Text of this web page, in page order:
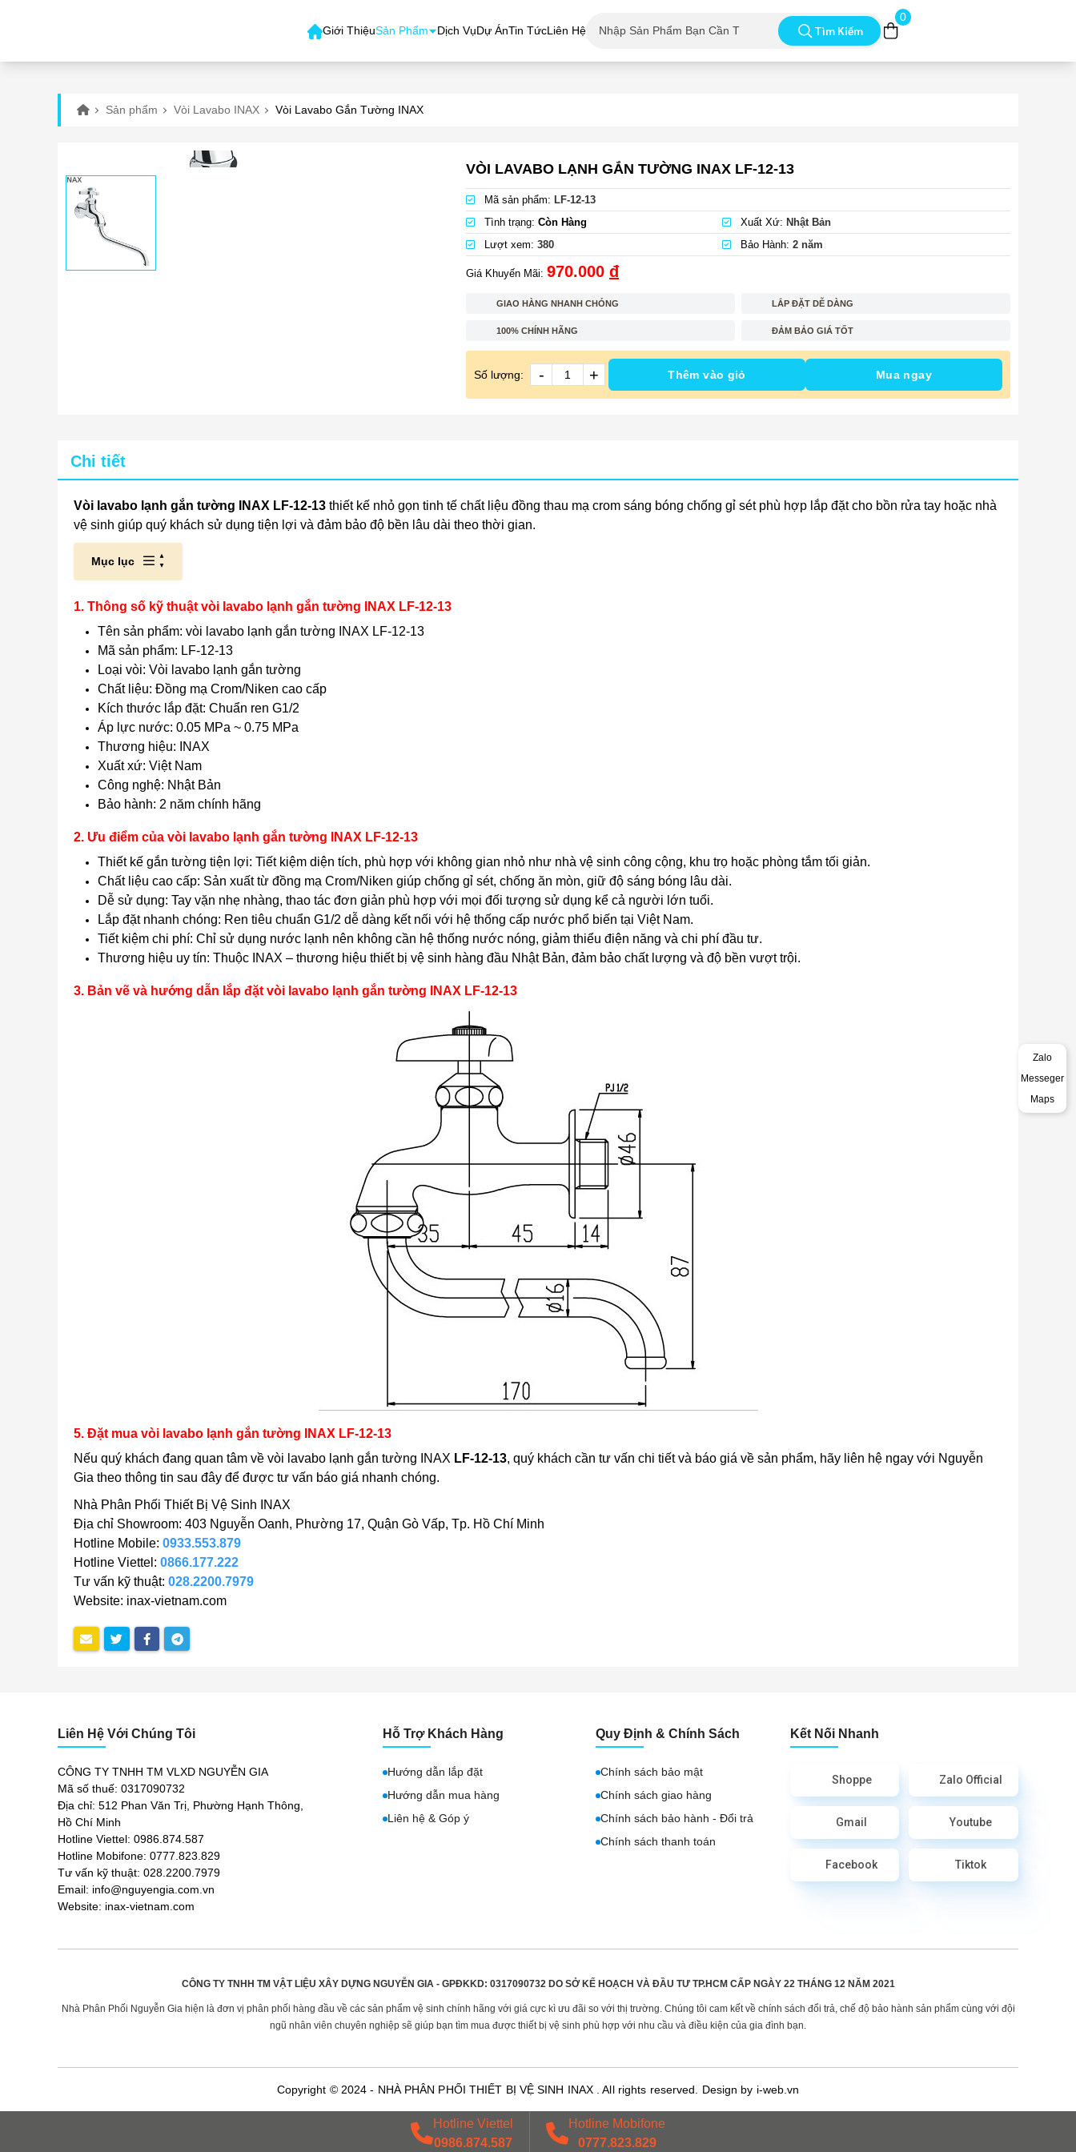
Giới ThiệuSản Phẩm Dịch VụDự ÁnTin TứcLiên Hệ Tìm Kiếm
0
Sản phẩm Vòi Lavabo INAX Vòi Lavabo Gắn Tường INAX
VÒI LAVABO LẠNH GẮN TƯỜNG INAX LF-12-13
Mã sản phẩm: LF-12-13
Tình trạng: Còn Hàng Xuất Xứ: Nhật Bản
Lượt xem: 380 Bảo Hành: 2 năm
Giá Khuyến Mãi: 970.000 đ
GIAO HÀNG NHANH CHÓNG LẮP ĐẶT DỄ DÀNG
100% CHÍNH HÃNG ĐẢM BẢO GIÁ TỐT
Số lượng: - + Thêm vào giỏ Mua ngay
Chi tiết
Vòi lavabo lạnh gắn tường INAX LF-12-13 thiết kế nhỏ gọn tinh tế chất liệu đồng thau mạ crom sáng bóng chống gỉ sét phù hợp lắp đặt cho bồn rửa tay hoặc nhà
vệ sinh giúp quý khách sử dụng tiện lợi và đảm bảo độ bền lâu dài theo thời gian.
Mục lục
1. Thông số kỹ thuật vòi lavabo lạnh gắn tường INAX LF-12-13
Tên sản phẩm: vòi lavabo lạnh gắn tường INAX LF-12-13
Mã sản phẩm: LF-12-13
Loại vòi: Vòi lavabo lạnh gắn tường
Chất liệu: Đồng mạ Crom/Niken cao cấp
Kích thước lắp đặt: Chuẩn ren G1/2
Áp lực nước: 0.05 MPa ~ 0.75 MPa
Thương hiệu: INAX
Xuất xứ: Việt Nam
Công nghệ: Nhật Bản
Bảo hành: 2 năm chính hãng
2. Ưu điểm của vòi lavabo lạnh gắn tường INAX LF-12-13
Thiết kế gắn tường tiện lợi: Tiết kiệm diện tích, phù hợp với không gian nhỏ như nhà vệ sinh công cộng, khu trọ hoặc phòng tắm tối giản.
Chất liệu cao cấp: Sản xuất từ đồng mạ Crom/Niken giúp chống gỉ sét, chống ăn mòn, giữ độ sáng bóng lâu dài.
Dễ sử dụng: Tay vặn nhẹ nhàng, thao tác đơn giản phù hợp với mọi đối tượng sử dụng kể cả người lớn tuổi.
Lắp đặt nhanh chóng: Ren tiêu chuẩn G1/2 dễ dàng kết nối với hệ thống cấp nước phổ biến tại Việt Nam.
Tiết kiệm chi phí: Chỉ sử dụng nước lạnh nên không cần hệ thống nước nóng, giảm thiểu điện năng và chi phí đầu tư.
Thương hiệu uy tín: Thuộc INAX – thương hiệu thiết bị vệ sinh hàng đầu Nhật Bản, đảm bảo chất lượng và độ bền vượt trội.
3. Bản vẽ và hướng dẫn lắp đặt vòi lavabo lạnh gắn tường INAX LF-12-13
5. Đặt mua vòi lavabo lạnh gắn tường INAX LF-12-13
Nếu quý khách đang quan tâm về vòi lavabo lạnh gắn tường INAX LF-12-13, quý khách cần tư vấn chi tiết và báo giá về sản phẩm, hãy liên hệ ngay với Nguyễn
Gia theo thông tin sau đây để được tư vấn báo giá nhanh chóng.
Nhà Phân Phối Thiết Bị Vệ Sinh INAX
Địa chỉ Showroom: 403 Nguyễn Oanh, Phường 17, Quận Gò Vấp, Tp. Hồ Chí Minh
Hotline Mobile: 0933.553.879
Hotline Viettel: 0866.177.222
Tư vấn kỹ thuật: 028.2200.7979
Website: inax-vietnam.com
Liên Hệ Với Chúng Tôi
CÔNG TY TNHH TM VLXD NGUYỄN GIA
Mã số thuế: 0317090732
Địa chỉ: 512 Phan Văn Trị, Phường Hạnh Thông,
Hồ Chí Minh
Hotline Viettel: 0986.874.587
Hotline Mobifone: 0777.823.829
Tư vấn kỹ thuật: 028.2200.7979
Email: info@nguyengia.com.vn
Website: inax-vietnam.com
Hỗ Trợ Khách Hàng
Hướng dẫn lắp đặt
Hướng dẫn mua hàng
Liên hệ & Góp ý
Quy Định & Chính Sách
Chính sách bảo mật
Chính sách giao hàng
Chính sách bảo hành - Đổi trả
Chính sách thanh toán
Kết Nối Nhanh
Shoppe Zalo Official
Gmail Youtube
Facebook Tiktok
CÔNG TY TNHH TM VẬT LIỆU XÂY DỰNG NGUYỄN GIA - GPĐKKD: 0317090732 DO SỞ KẾ HOẠCH VÀ ĐẦU TƯ TP.HCM CẤPNGÀY 22 THÁNG 12 NĂM 2021
Nhà Phân Phối Nguyễn Gia hiện là đơn vị phân phối hàng đầu về các sản phẩm vệ sinh chính hãng với giá cực kì ưu đãi so với thị trường. Chúng tôi cam kết về chính sách đổi trả, chế độ bảo hành sản phẩm cùng với đội
ngũ nhân viên chuyên nghiệp sẽ giúp bạn tìm mua được thiết bị vệ sinh phù hợp với nhu cầu và điều kiện của gia đình bạn.
Copyright © 2024 - NHÀ PHÂN PHỐI THIẾT BỊ VỆ SINH INAX . All rights reserved. Design by i-web.vn
Zalo
Messeger
Maps
Hotline Viettel
0986.874.587
Hotline Mobifone
0777.823.829